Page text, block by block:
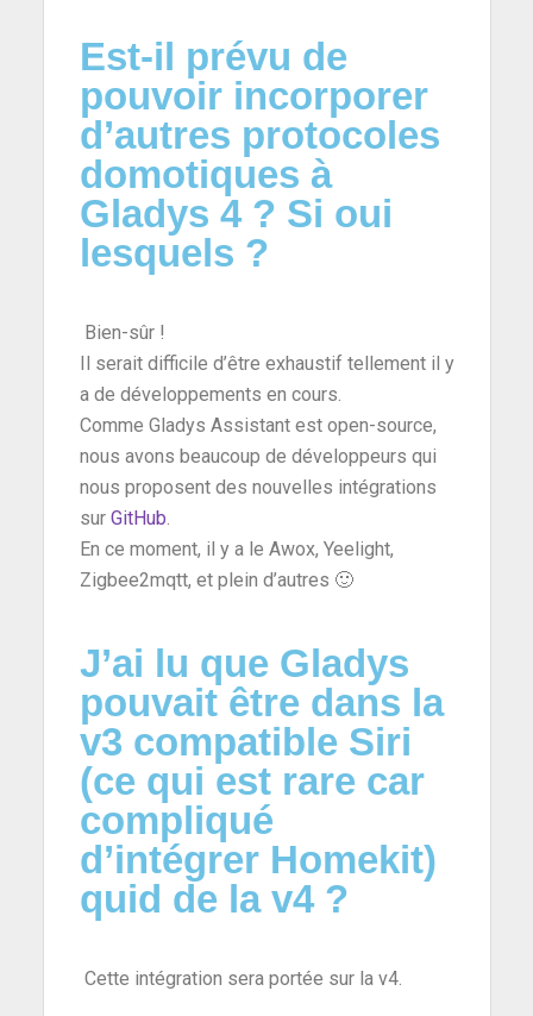
Est-il prévu de
pouvoir incorporer
d’autres protocoles
domotiques à
Gladys 4 ? Si oui
lesquels ?
Bien-sûr !
Il serait difficile d’être exhaustif tellement il y
a de développements en cours.
Comme Gladys Assistant est open-source,
nous avons beaucoup de développeurs qui
nous proposent des nouvelles intégrations
sur GitHub
En ce moment, il y a le Awox, Yeelight,
Zigbee2mqtt, et plein d’autres 🙂
J’ai lu que Gladys
pouvait être dans la
v3 compatible Siri
(ce qui est rare car
compliqué
d’intégrer Homekit)
quid de la v4 ?
Cette intégration sera portée sur la v4.